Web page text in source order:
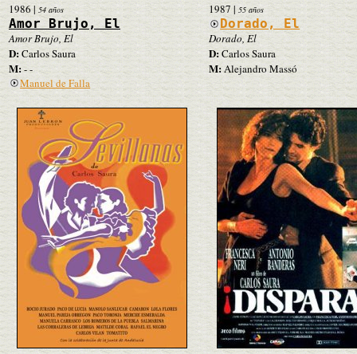
1986| 54 años
Amor Brujo, El
Amor Brujo, El
D: Carlos Saura
M:- -
Manuel de Falla
1987 | 55 años
Dorado, El
Dorado, El
D:Carlos Saura
M:Alejandro Massó